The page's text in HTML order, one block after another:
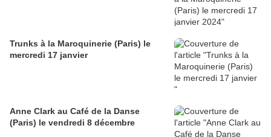
Trunks à la Maroquinerie (Paris) le
mercredi 17 janvier
Anne Clark au Café de la Danse
(Paris) le vendredi 8 décembre